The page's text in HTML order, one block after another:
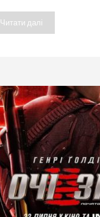
Читати далі